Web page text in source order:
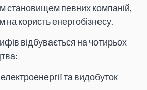
становищем певних компаній,
користь енергобізнесу.
відбувається на чотирьох
та видобуток